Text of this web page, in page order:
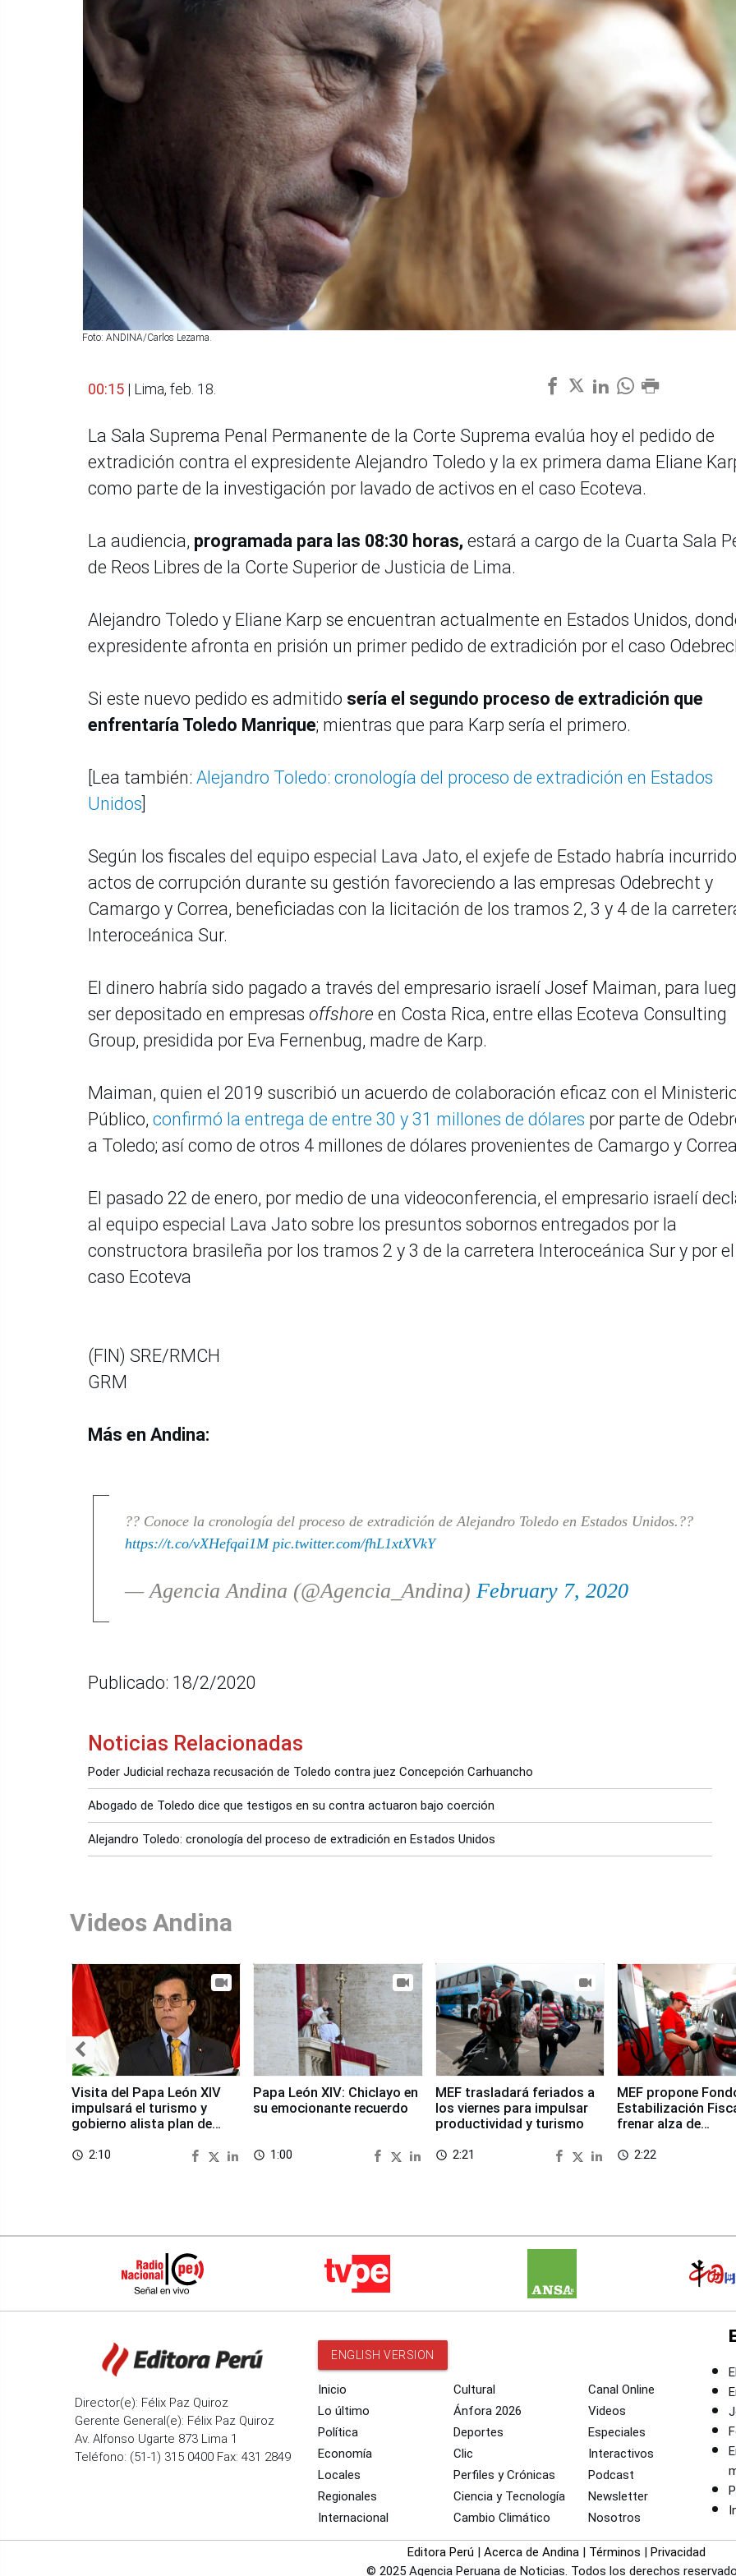
Foto: ANDINA/Carlos Lezama.
00:15 | Lima, feb. 18.
La Sala Suprema Penal Permanente de la Corte Suprema evalúa hoy el pedido de
extradición contra el expresidente Alejandro Toledo y la ex primera dama Eliane
como parte de la investigación por lavado de activos en el caso Ecoteva.
La audiencia, programada para las 08:30 horas, estará a cargo de la Cuarta Sala
de Reos Libres de la Corte Superior de Justicia de Lima.
Alejandro Toledo y Eliane Karp se encuentran actualmente en Estados Unidos,
expresidente afronta en prisión un primer pedido de extradición por el caso
Si este nuevo pedido es admitido sería el segundo proceso de extradición que
enfrentaría Toledo Manrique; mientras que para Karp sería el primero.
[Lea también: Alejandro Toledo: cronología del proceso de extradición en Estados
Unidos]
Según los fiscales del equipo especial Lava Jato, el exjefe de Estado habría
actos de corrupción durante su gestión favoreciendo a las empresas Odebrecht y
Camargo y Correa, beneficiadas con la licitación de los tramos 2, 3 y 4 de la
Interoceánica Sur.
El dinero habría sido pagado a través del empresario israelí Josef Maiman, para
ser depositado en empresas offshore en Costa Rica, entre ellas Ecoteva Consulting
Group, presidida por Eva Fernenbug, madre de Karp.
Maiman, quien el 2019 suscribió un acuerdo de colaboración eficaz con el
Público, confirmó la entrega de entre 30 y 31 millones de dólares por parte de
a Toledo; así como de otros 4 millones de dólares provenientes de Camargo y
El pasado 22 de enero, por medio de una videoconferencia, el empresario israelí
al equipo especial Lava Jato sobre los presuntos sobornos entregados por la
constructora brasileña por los tramos 2 y 3 de la carretera Interoceánica Sur y por el
caso Ecoteva
(FIN) SRE/RMCH
GRM
Más en Andina:
?? Conoce la cronología del proceso de extradición de Alejandro Toledo en Estados Unidos.??
https://t.co/vXHefqai1M pic.twitter.com/fhL1xtXVkY
— Agencia Andina (@Agencia_Andina) February 7, 2020
Publicado: 18/2/2020
Noticias Relacionadas
Poder Judicial rechaza recusación de Toledo contra juez Concepción Carhuancho
Abogado de Toledo dice que testigos en su contra actuaron bajo coerción
Alejandro Toledo: cronología del proceso de extradición en Estados Unidos
Videos Andina
Visita del Papa León XIV
impulsará el turismo y
gobierno alista plan de
access_time 2:10
Papa León XIV: Chiclayo en
su emocionante recuerdo
access_time 1:00
MEF trasladará feriados a
los viernes para impulsar
productividad y turismo
access_time 2:21
MEF propone
Estabilización
frenar alza de
access_time 2:22
Director(e): Félix Paz Quiroz
Gerente General(e): Félix Paz Quiroz
Av. Alfonso Ugarte 873 Lima 1
Teléfono: (51-1) 315 0400 Fax: 431 2849
ENGLISH VERSION
Inicio
Lo último
Política
Economía
Locales
Regionales
Internacional
Cultural
Ánfora 2026
Deportes
Clic
Perfiles y Crónicas
Ciencia y Tecnología
Cambio Climático
Canal Online
Videos
Especiales
Interactivos
Podcast
Newsletter
Nosotros
Editora Perú | Acerca de Andina| Términos | Privacidad
© 2025 Agencia Peruana de Noticias. Todos los derechos